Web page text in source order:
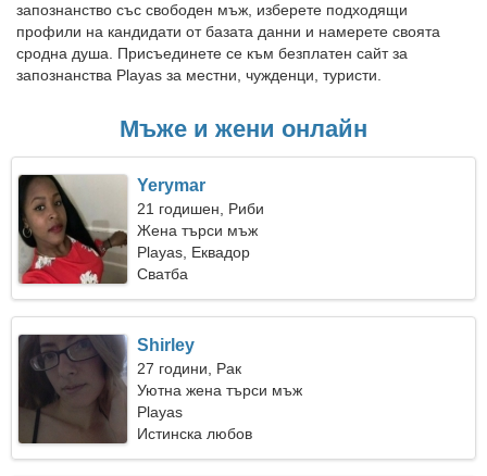
запознанство със свободен мъж, изберете подходящи
профили на кандидати от базата данни и намерете своята
сродна душа. Присъединете се към безплатен сайт за
запознанства Playas за местни, чужденци, туристи.
Мъже и жени онлайн
Yerymar
21 годишен, Риби
Жена търси мъж
Playas, Еквадор
Сватба
Shirley
27 години, Рак
Уютна жена търси мъж
Playas
Истинска любов